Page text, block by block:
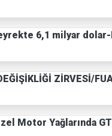
6,1 milyar
ZİRVESİ/
Motor Yağlarında